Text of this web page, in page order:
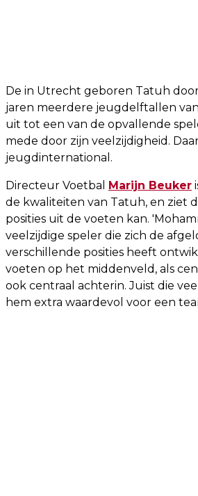
De in Utrecht geboren Tatuh
jaren meerdere jeugdelftallen
uit tot een van de opvallende
mede door zijn veelzijdigheid.
jeugdinternational.
Directeur Voetbal Marijn Beuker
de kwaliteiten van Tatuh, en ziet
posities uit de voeten kan.
veelzijdige speler die zich de
verschillende posities heeft
voeten op het middenveld, als
ook centraal achterin. Juist die
hem extra waardevol voor een